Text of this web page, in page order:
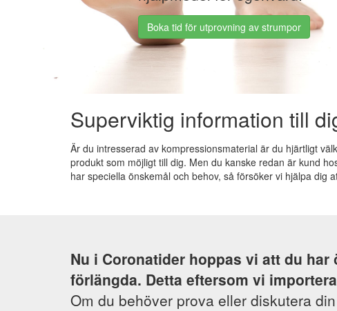
Boka tid för utprovning av strumpor
Superviktig information till
Är du intresserad av kompressionsmaterial är du hjärtligt
produkt som möjligt till dig. Men du kanske redan är kund
har speciella önskemål och behov, så försöker vi hjälpa dig
Nu i Coronatider hoppas vi att du
förlängda. Detta eftersom vi
Om du behöver prova eller diskutera